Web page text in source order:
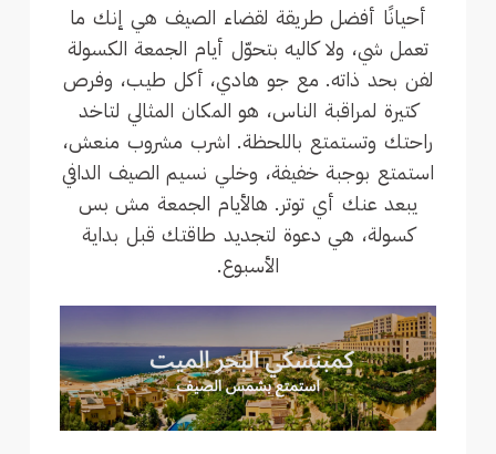
أحيانًا أفضل طريقة لقضاء الصيف هي إنك ما
تعمل شي، ولا كاليه بتحوّل أيام الجمعة الكسولة
لفن بحد ذاته. مع جو هادي، أكل طيب، وفرص
كتيرة لمراقبة الناس، هو المكان المثالي لتاخد
راحتك وتستمتع باللحظة. اشرب مشروب منعش،
استمتع بوجبة خفيفة، وخلي نسيم الصيف الدافي
يبعد عنك أي توتر. هالأيام الجمعة مش بس
كسولة، هي دعوة لتجديد طاقتك قبل بداية
الأسبوع.